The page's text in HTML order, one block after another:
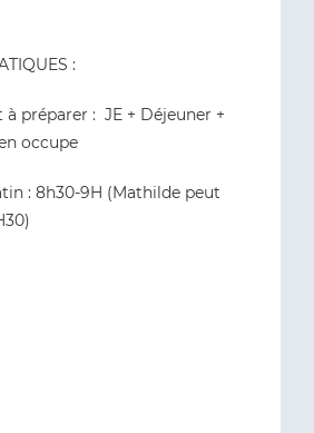
:
préparer : JE + Déjeuner +
occupe
: 8h30-9H (Mathilde peut